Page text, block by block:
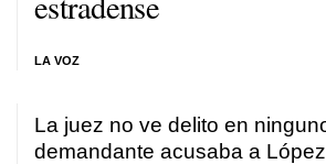
LA VOZ
La juez no ve delito en
demandante acusaba a